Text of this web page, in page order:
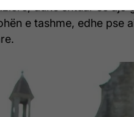
duke shtuar se ajo
e tashme, edhe pse